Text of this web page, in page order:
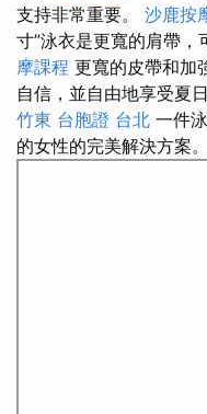
支持非常重要。 沙鹿按
寸”泳衣是更寬的肩帶，
摩課程 更寬的皮帶和加
自信，並自由地享受夏
竹東 台胞證 台北 一件
的女性的完美解決方案。